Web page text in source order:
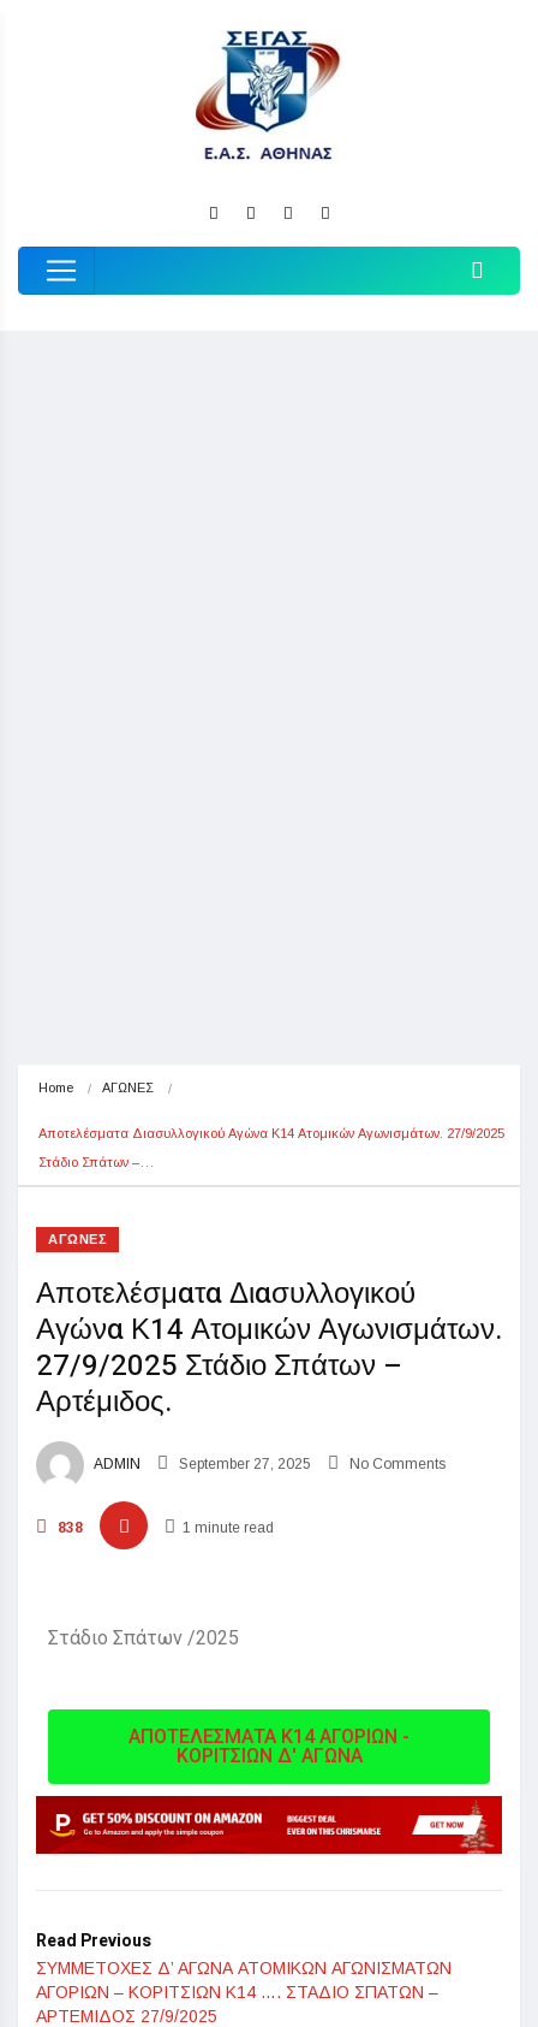
Home ΑΓΩΝΕΣ
Αποτελέσματα Διασυλλογικού Αγώνα Κ14 Ατομικών Αγωνισμάτων. 27/9/2025
Στάδιο Σπάτων –…
ΑΓΩΝΕΣ
Αποτελέσματα Διασυλλογικού
Αγώνα Κ14 Ατομικών Αγωνισμάτων.
27/9/2025 Στάδιο Σπάτων –
Αρτέμιδος.
ADMIN September 27, 2025 No Comments
838 1 minute read
Στάδιο Σπάτων /2025
ΑΠΟΤΕΛΕΣΜΑΤΑ Κ14 ΑΓΟΡΙΩΝ -
ΚΟΡΙΤΣΙΩΝ Δ' ΑΓΩΝΑ
Read Previous
ΣΥΜΜΕΤΟΧΕΣ Δ’ ΑΓΩΝΑ ΑΤΟΜΙΚΩΝ ΑΓΩΝΙΣΜΑΤΩΝ
ΑΓΟΡΙΩΝ – ΚΟΡΙΤΣΙΩΝ Κ14 …. ΣΤΑΔΙΟ ΣΠΑΤΩΝ –
ΑΡΤΕΜΙΔΟΣ 27/9/2025